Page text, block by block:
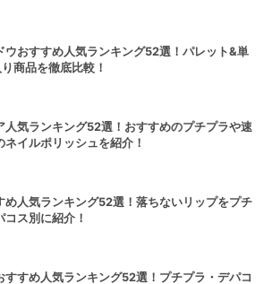
ウおすすめ人気ランキング52選！パレット&単
商品を徹底比較！
人気ランキング52選！おすすめのプチプラや速
ネイルポリッシュを紹介！
め人気ランキング52選！落ちないリップをプチ
コス別に紹介！
すすめ人気ランキング52選！プチプラ・デパコ